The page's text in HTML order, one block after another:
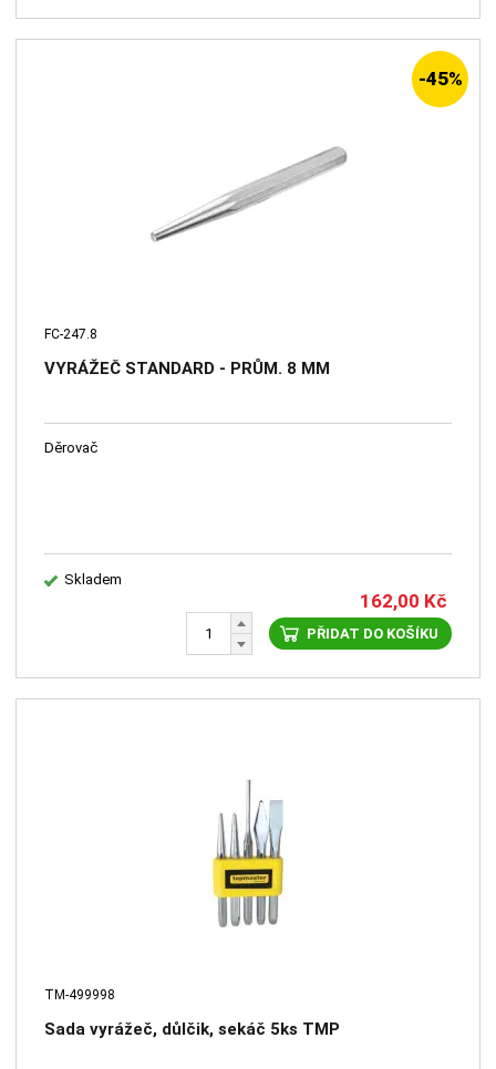
-45%
FC-247.8
VYRÁŽEČ STANDARD - PRŮM. 8 MM
Děrovač
Skladem
162,00 Kč
PŘIDAT DO KOŠÍKU
TM-499998
Sada vyrážeč, důlčik, sekáč 5ks TMP